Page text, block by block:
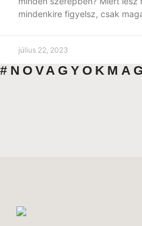
mindenkire figyelsz, csak
július 22, 2023